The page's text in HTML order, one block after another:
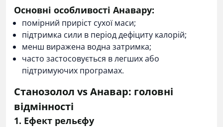
Основні особливості Анавару:
помірний приріст сухої маси;
підтримка сили в період дефіциту калорій;
менш виражена водна затримка;
часто застосовується в легших або
підтримуючих програмах.
Станозолол vs Анавар: головні
відмінності
1. Ефект рельєфу